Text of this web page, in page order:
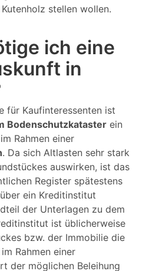
stellen wollen.
ich eine
in
für Kaufinteressenten ist
Bodenschutzkataster ein
im Rahmen einer
. Da sich Altlasten sehr stark
auswirken, ist das
Register spätestens
ein Kreditinstitut
der Unterlagen zu dem
ist üblicherweise
bzw. der Immobilie die
Rahmen einer
der möglichen Beleihung